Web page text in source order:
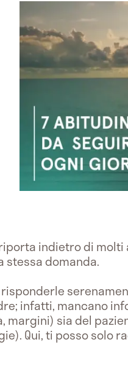
indietro di
stessa domanda.
infatti, mancano
margini) sia del
Qui, ti posso solo